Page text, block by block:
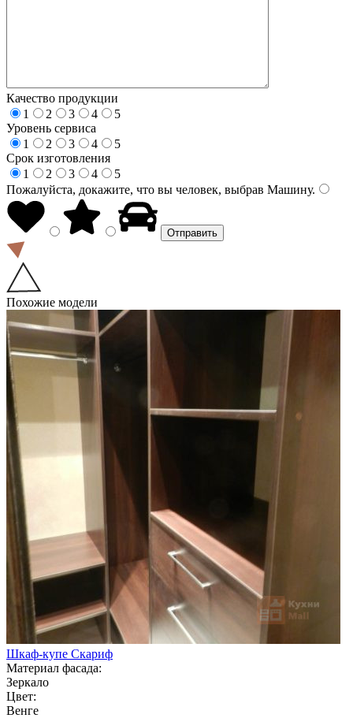
Качество продукции
1
2 3 4
5
Уровень сервиса
1
2 3 4
5
Срок изготовления
1
2 3 4
5
Пожалуйста, докажите, что вы человек, выбрав Машину.
Похожие модели
Шкаф-купе Скариф
Материал фасада:
Зеркало
Цвет:
Венге